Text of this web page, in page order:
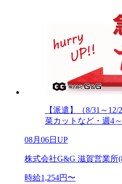
【派遣】（8/31～
菜カットなど・週4～
08月06日UP
株式会社G&G 滋賀営業所
時給1,254円〜